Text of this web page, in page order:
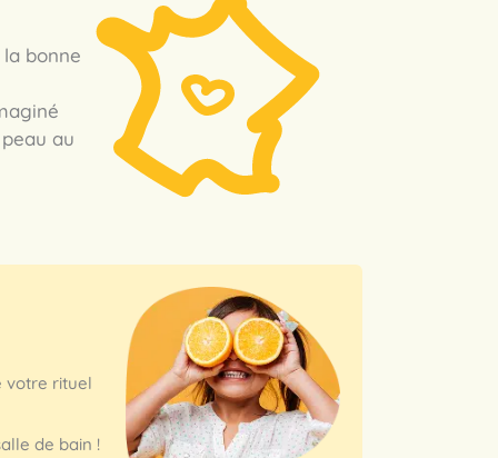
bonne
au
votre rituel
de bain !